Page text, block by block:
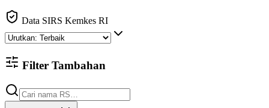
Data SIRS Kemkes RI
Filter Tambahan